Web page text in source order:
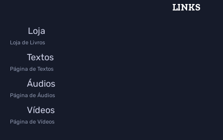
LINKS
Loja
Loja de Livros
Textos
Página de Textos
Áudios
Página de Áudios
Vídeos
Página de Vídeos